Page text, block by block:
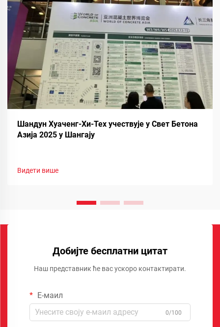
Шандун Хуаченг-Хи-Тех учествује у Свет Бетона
Азија 2025 у Шангају
Видети више
Добијте бесплатни цитат
Наш представник ће вас ускоро контактирати.
Е-маил
0/100